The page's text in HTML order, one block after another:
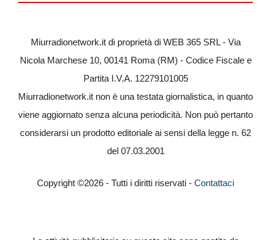
Miurradionetwork.it di proprietà di WEB 365 SRL - Via
Nicola Marchese 10, 00141 Roma (RM) - Codice Fiscale e
Partita I.V.A. 12279101005
Miurradionetwork.it non è una testata giornalistica, in quanto
viene aggiornato senza alcuna periodicità. Non può pertanto
considerarsi un prodotto editoriale ai sensi della legge n. 62
del 07.03.2001
Copyright ©2026 - Tutti i diritti riservati - Contattaci